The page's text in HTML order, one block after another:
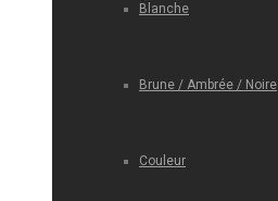
Blanche
Brune / Ambrée / Noire
Couleur